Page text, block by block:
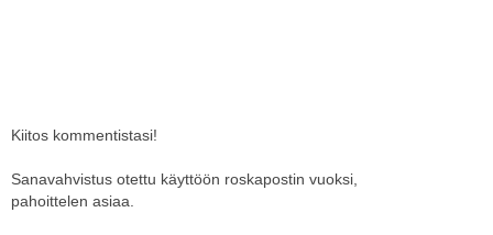
Kiitos kommentistasi!
Sanavahvistus otettu käyttöön roskapostin vuoksi,
pahoittelen asiaa.